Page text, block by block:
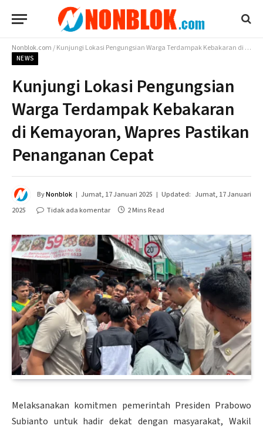
Nonblok.com/Kunjungi Lokasi Pengungsian Warga Terdampak Kebakaran di Kemayoran, Wapres Pastikan Penanganan Cepat
NEWS
Kunjungi Lokasi Pengungsian
Warga Terdampak Kebakaran
di Kemayoran, Wapres Pastikan
Penanganan Cepat
ByNonblok Jumat, 17 Januari 2025 Updated: Jumat, 17 Januari
2025
Tidak ada komentar 2 Mins Read
Melaksanakan komitmen pemerintah Presiden Prabowo
Subianto untuk hadir dekat dengan masyarakat, Wakil